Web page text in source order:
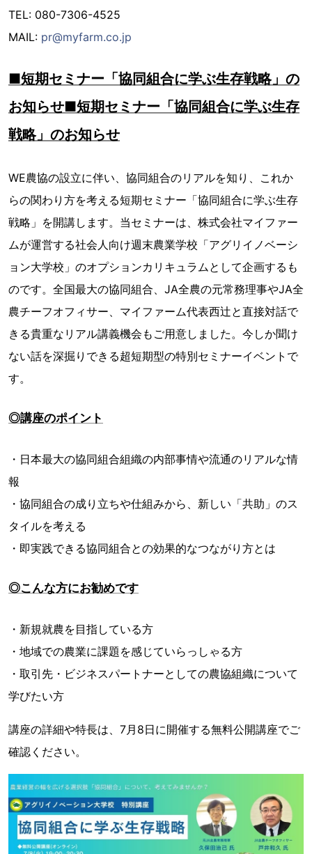
TEL: 080-7306-4525
MAIL: pr@myfarm.co.jp
■短期セミナー「協同組合に学ぶ生存戦略」の
お知らせ■短期セミナー「協同組合に学ぶ生存
戦略」のお知らせ
WE農協の設立に伴い、協同組合のリアルを知り、これか
らの関わり方を考える短期セミナー「協同組合に学ぶ生存
戦略」を開講します。当セミナーは、株式会社マイファー
ムが運営する社会人向け週末農業学校「アグリイノベーシ
ョン大学校」のオプションカリキュラムとして企画するも
のです。全国最大の協同組合、JA全農の元常務理事やJA全
農チーフオフィサー、マイファーム代表西辻と直接対話で
きる貴重なリアル講義機会もご用意しました。今しか聞け
ない話を深掘りできる超短期型の特別セミナーイベントで
す。
◎講座のポイント
・日本最大の協同組合組織の内部事情や流通のリアルな情
報
・協同組合の成り立ちや仕組みから、新しい「共助」のス
タイルを考える
・即実践できる協同組合との効果的なつながり方とは
◎こんな方にお勧めです
・新規就農を目指している方
・地域での農業に課題を感じていらっしゃる方
・取引先・ビジネスパートナーとしての農協組織について
学びたい方
講座の詳細や特長は、7月8日に開催する無料公開講座でご
確認ください。